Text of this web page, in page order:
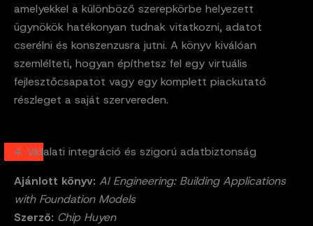
amelyekkel a különböző szerepkörbe helyezett
ügynökök hatékonyan tudnak vitatkozni, adatot
cserélni és konszenzusra jutni. A könyv kiválóan
szemlélteti, hogyan építhetsz fel egy virtuális
fejlesztőcsapatot vagy egy komplett piackutató
részleget a saját szervereden.
4. Vállalati integráció és szigorú adatbiztonság
Ajánlott könyv: AI Engineering: Building Applications
with Foundation Models
Szerző: Chip Huyen